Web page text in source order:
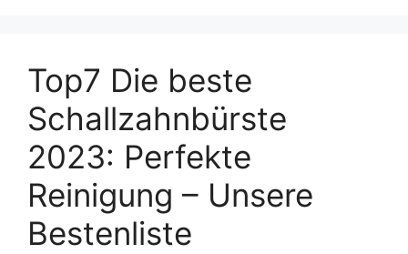
Top7 Die beste
Schallzahnbürste
2023: Perfekte
Reinigung – Unsere
Bestenliste